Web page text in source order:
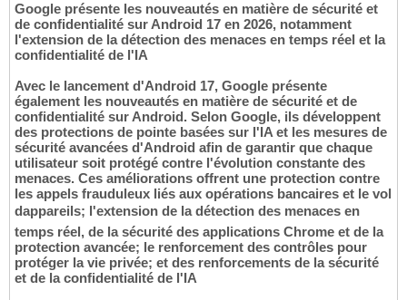
Google présente les nouveautés en matière de sécurité et
de confidentialité sur Android 17 en 2026, notamment
l'extension de la détection des menaces en temps réel et la
confidentialité de l'IA
Avec le lancement d'Android 17, Google présente
également les nouveautés en matière de sécurité et de
confidentialité sur Android. Selon Google, ils développent
des protections de pointe basées sur l'IA et les mesures de
sécurité avancées d'Android afin de garantir que chaque
utilisateur soit protégé contre l'évolution constante des
menaces. Ces améliorations offrent une protection contre
les appels frauduleux liés aux opérations bancaires et le vol
dappareils; l'extension de la détection des menaces en
temps réel, de la sécurité des applications Chrome et de la
protection avancée; le renforcement des contrôles pour
protéger la vie privée; et des renforcements de la sécurité
et de la confidentialité de l'IA